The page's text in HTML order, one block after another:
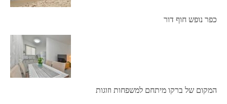
כפר נופש חוף דור
המקום של ברקו מיתחם למשפחות וזוגות